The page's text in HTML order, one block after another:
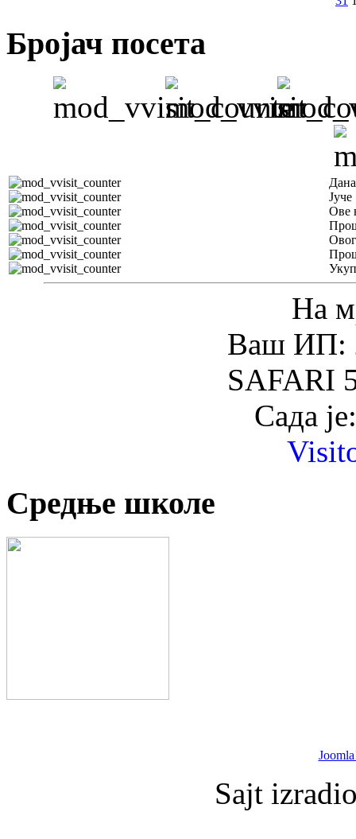
Бројач посета
Јуче
Ове
На
Ваш ИП:
SAFARI
Сада
Средње школе
Sajt